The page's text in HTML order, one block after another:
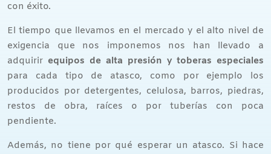
con éxito.
El tiempo que llevamos en el mercado y el alto nivel de
exigencia que nos imponemos nos han llevado a
adquirir equipos de alta presión y toberas especiales
para cada tipo de atasco, como por ejemplo los
producidos por detergentes, celulosa, barros, piedras,
restos de obra, raíces o por tuberías con poca
pendiente.
Además, no tiene por qué esperar un atasco. Si hace